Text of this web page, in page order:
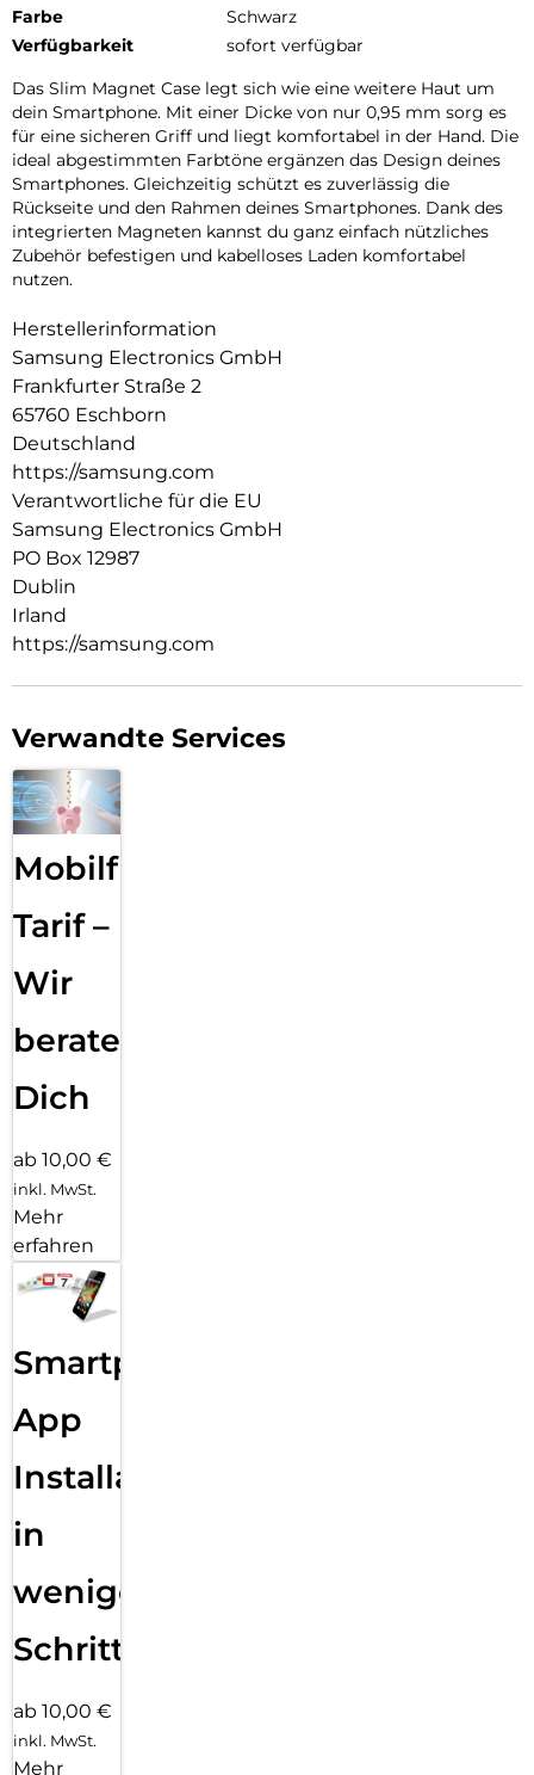
Farbe
Schwarz
Verfügbarkeit
sofort verfügbar
Das Slim Magnet Case legt sich wie eine weitere Haut um
dein Smartphone. Mit einer Dicke von nur 0,95 mm sorg es
für eine sicheren Griff und liegt komfortabel in der Hand. Die
ideal abgestimmten Farbtöne ergänzen das Design deines
Smartphones. Gleichzeitig schützt es zuverlässig die
Rückseite und den Rahmen deines Smartphones. Dank des
integrierten Magneten kannst du ganz einfach nützliches
Zubehör befestigen und kabelloses Laden komfortabel
nutzen.
Herstellerinformation
Samsung Electronics GmbH
Frankfurter Straße 2
65760 Eschborn
Deutschland
https://samsung.com
Verantwortliche für die EU
Samsung Electronics GmbH
PO Box 12987
Dublin
Irland
https://samsung.com
Verwandte Services
Mobilfunk
Tarif –
Wir
beraten
Dich
ab 10,00 €
inkl. MwSt.
Mehr
erfahren
Smartphone
App
Installation
in
wenigen
Schritten
ab 10,00 €
inkl. MwSt.
Mehr